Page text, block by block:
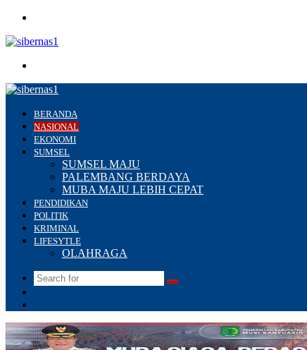
BERANDA
NASIONAL
EKONOMI
SUMSEL
SUMSEL MAJU
PALEMBANG BERDAYA
MUBA MAJU LEBIH CEPAT
PENDIDIKAN
POLITIK
KRIMINAL
LIFESYTLE
OLAHRAGA
Search